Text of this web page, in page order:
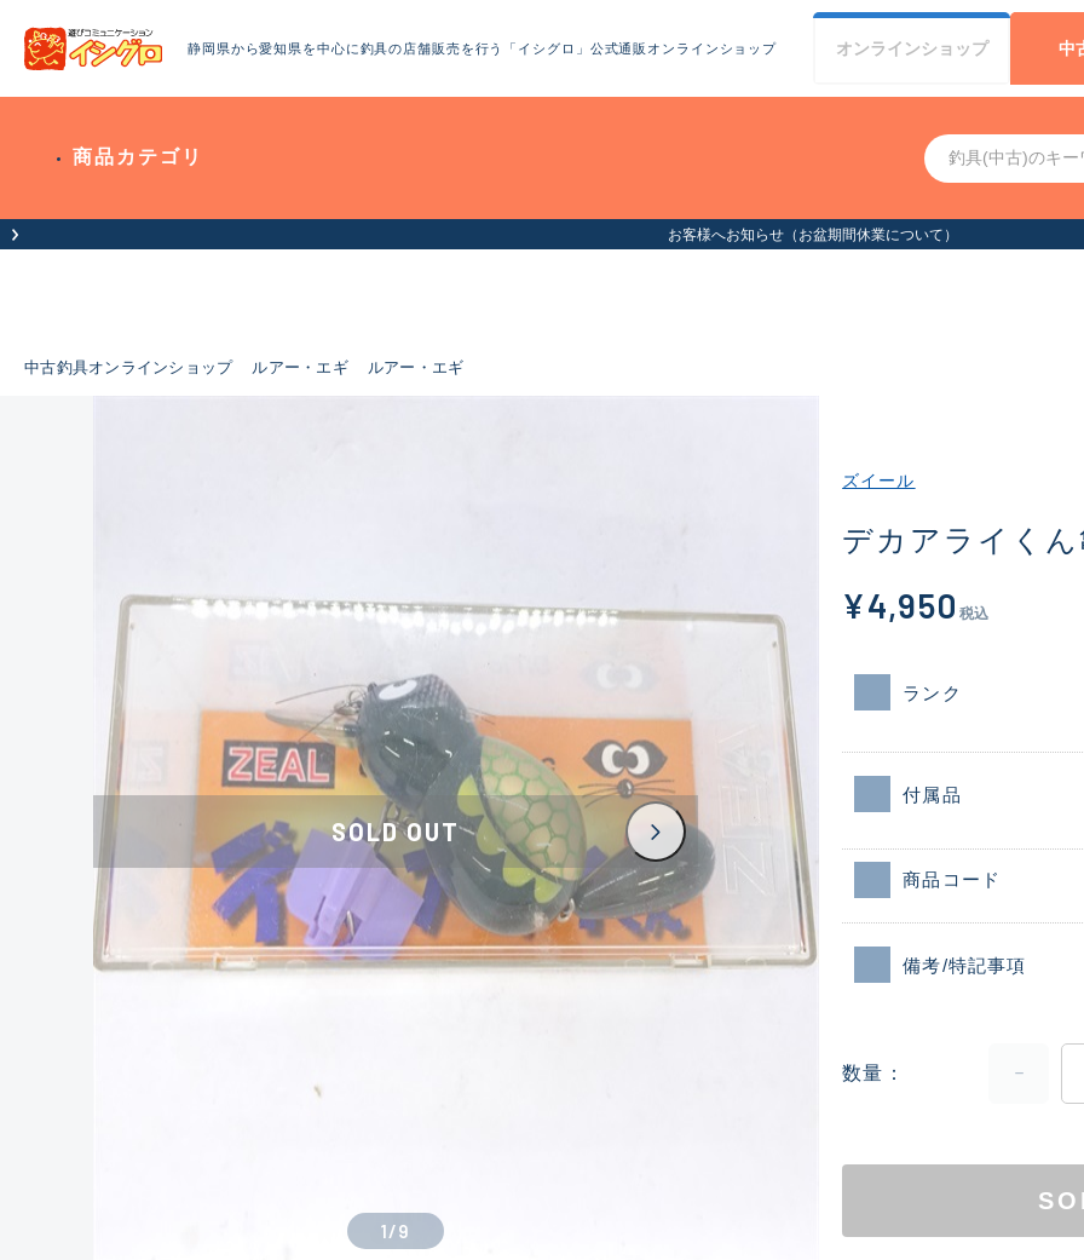
静岡県から愛知県を中心に釣具の店舗販売を行う「イシグロ」公式通販オンラインショップ オンラインショップ 中
商品カテゴリ
中古釣具オンラインショップ ルアー・エギ ルアー・エギ
SOLD OUT
1/9
ズイール
デカアライく
¥4,950 税込
ランク
付属品
商品コード
備考/特記事項
数量